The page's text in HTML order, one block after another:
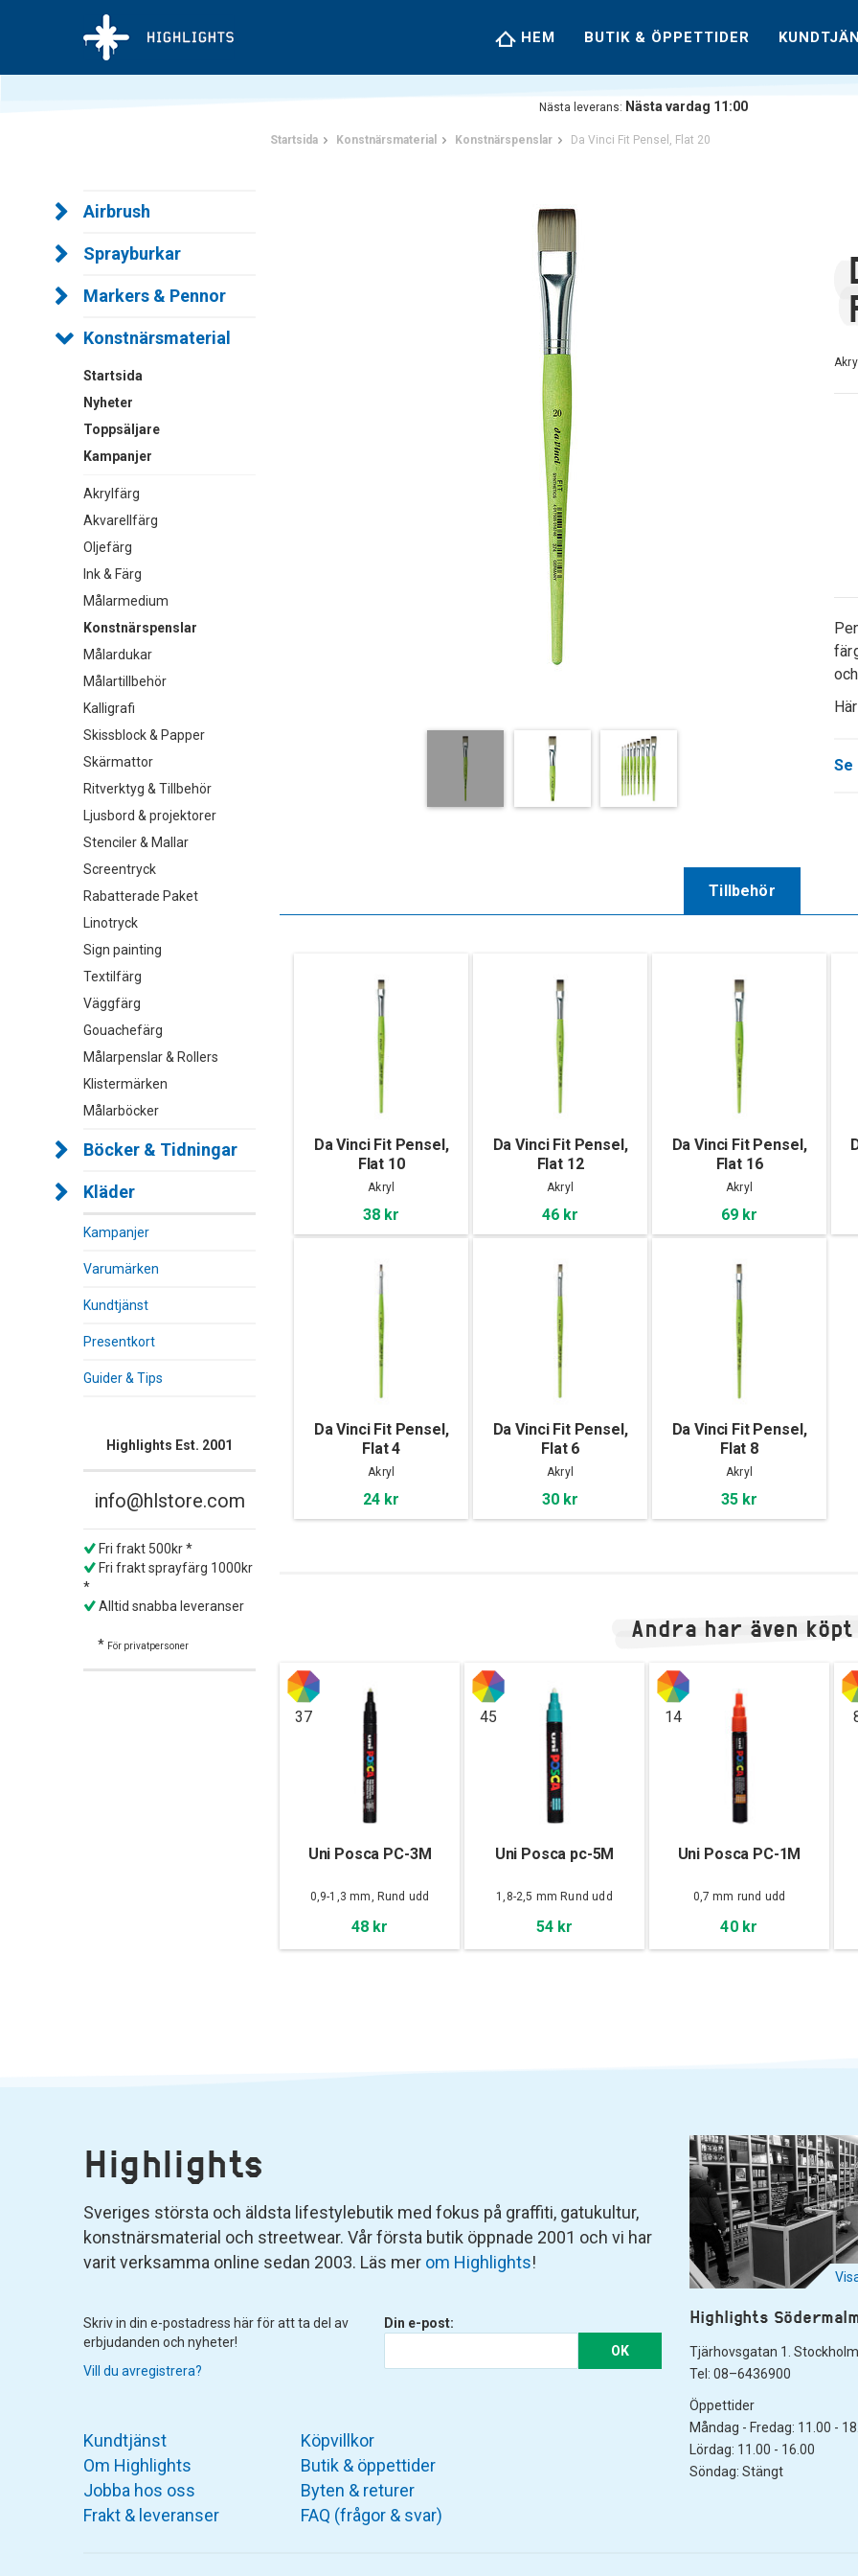
HEM BUTIK & ÖPPETTIDER
Nästa leverans: Nästa vardag 11:00
Airbrush
Sprayburkar
Markers & Pennor
Konstnärsmaterial
Startsida
Nyheter
Toppsäljare
Kampanjer
Akrylfärg
Akvarellfärg
Oljefärg
Ink & Färg
Målarmedium
Konstnärspenslar
Målardukar
Målartillbehör
Kalligrafi
Skissblock & Papper
Skärmattor
Ritverktyg & Tillbehör
Ljusbord & projektorer
Stenciler & Mallar
Screentryck
Rabatterade Paket
Linotryck
Sign painting
Textilfärg
Väggfärg
Gouachefärg
Målarpenslar & Rollers
Klistermärken
Målarböcker
Böcker & Tidningar
Kläder
Kampanjer
Varumärken
Kundtjänst
Presentkort
Guider & Tips
Highlights Est. 2001
info@hlstore.com
Fri frakt 500kr *
Fri frakt sprayfärg 1000kr
*
Alltid snabba leveranser
* För privatpersoner
Startsida Konstnärsmaterial Konstnärspenslar Da Vinci Fit Pensel, Flat 20
Se
Tillbehör
Da Vinci Fit Pensel,
Flat 10
Akryl
38 kr
Da Vinci Fit Pensel,
Flat 12
Akryl
46 kr
Da Vinci Fit Pensel,
Flat 16
Akryl
69 kr
Da Vinci Fit Pensel,
Flat 4
Akryl
24 kr
Da Vinci Fit Pensel,
Flat 6
Akryl
30 kr
Da Vinci Fit Pensel,
Flat 8
Akryl
35 kr
Andra har även köpt
37
Uni Posca PC-3M
0,9-1,3 mm, Rund udd
48 kr
45
Uni Posca pc-5M
1,8-2,5 mm Rund udd
54 kr
14
Uni Posca PC-1M
0,7 mm rund udd
40 kr
Highlights
Sveriges största och äldsta lifestylebutik med fokus på graffiti, gatukultur,
konstnärsmaterial och streetwear. Vår första butik öppnade 2001 och vi har
varit verksamma online sedan 2003. Läs mer om Highlights!
Skriv in din e-postadress här för att ta del av
erbjudanden och nyheter!
Vill du avregistrera?
Din e-post:
OK
Highlights
Tjärhovsgatan 1. Stockholm
Tel: 08–6436900
Öppettider
Måndag - Fredag: 11.00 -
Lördag: 11.00 - 16.00
Söndag: Stängt
Kundtjänst
Om Highlights
Jobba hos oss
Frakt & leveranser
Köpvillkor
Butik & öppettider
Byten & returer
FAQ (frågor & svar)